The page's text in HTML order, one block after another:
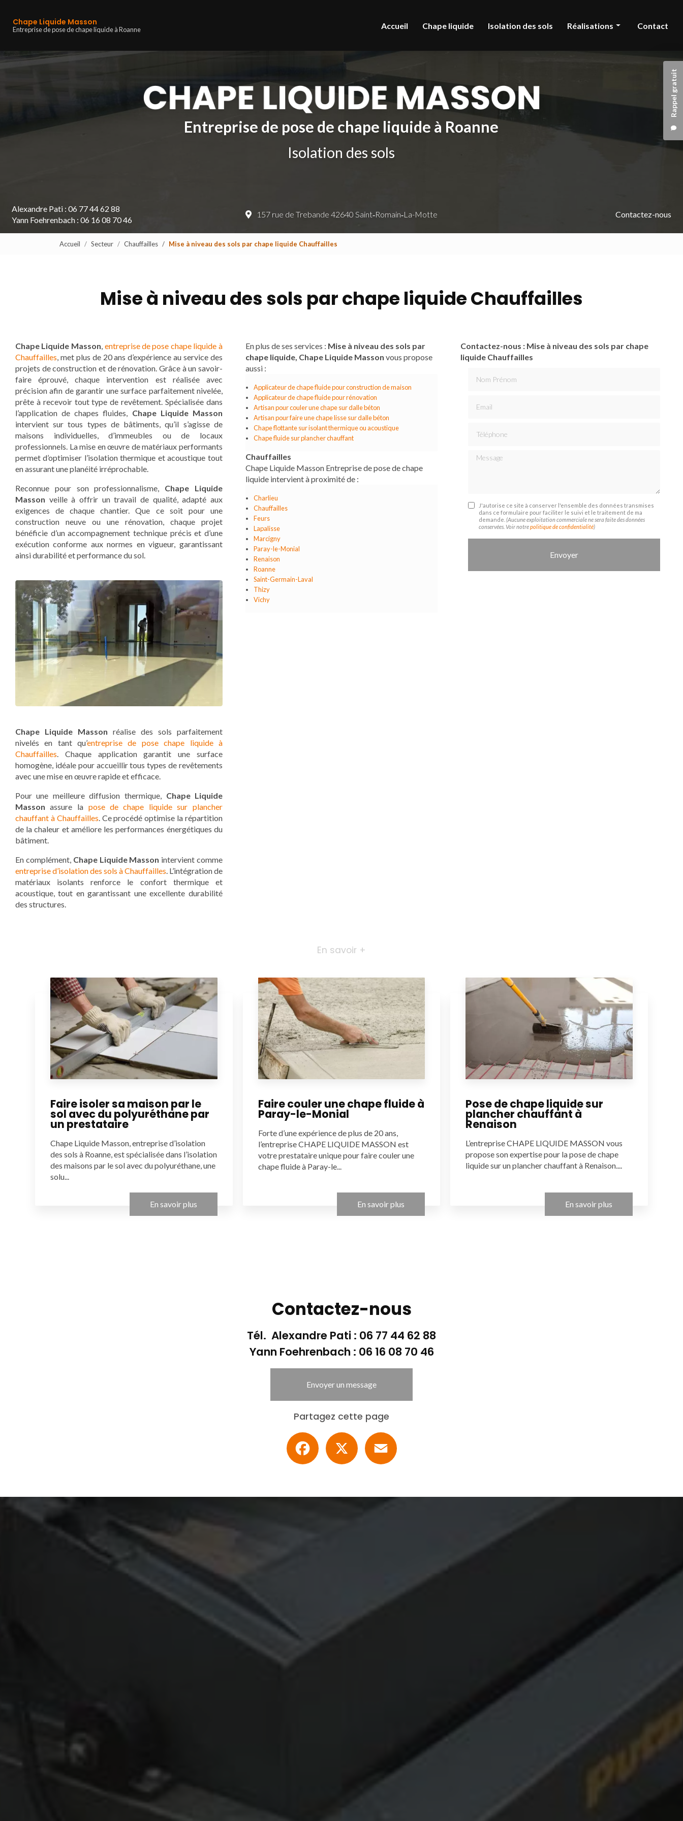
contenu
Chape Liquide Masson
Entreprise de pose de chape liquide à Roanne
Rappel gratuit
Accueil Chape liquide Isolation des sols Réalisations Contact
Entreprise de pose de chape liquide à Roanne
Isolation des sols
Alexandre Pati : 06 77 44 62 88
Yann Foehrenbach : 06 16 08 70 46
157 rue de Trebande 42640 Saint‑Romain‑La-Motte Contactez-nous
Accueil Secteur Chauffailles Mise à niveau des sols par chape liquide Chauffailles
Mise à niveau des sols par chape liquide Chauffailles
Chape Liquide Masson, entreprise de pose chape liquide à
Chauffailles, met plus de 20 ans d’expérience au service des
projets de construction et de rénovation. Grâce à un savoir-
faire éprouvé, chaque intervention est réalisée avec
précision afin de garantir une surface parfaitement nivelée,
prête à recevoir tout type de revêtement. Spécialisée dans
l’application de chapes fluides, Chape Liquide Masson
intervient sur tous types de bâtiments, qu’il s’agisse de
maisons individuelles, d’immeubles ou de locaux
professionnels. La mise en œuvre de matériaux performants
permet d’optimiser l’isolation thermique et acoustique tout
en assurant une planéité irréprochable.
Reconnue pour son professionnalisme, Chape Liquide
Masson veille à offrir un travail de qualité, adapté aux
exigences de chaque chantier. Que ce soit pour une
construction neuve ou une rénovation, chaque projet
bénéficie d’un accompagnement technique précis et d’une
exécution conforme aux normes en vigueur, garantissant
ainsi durabilité et performance du sol.
Chape Liquide Masson réalise des sols parfaitement
nivelés en tant qu’entreprise de pose chape liquide à
Chauffailles . Chaque application garantit une surface
homogène, idéale pour accueillir tous types de revêtements
avec une mise en œuvre rapide et efficace.
Pour une meilleure diffusion thermique, Chape Liquide
Masson assure la pose de chape liquide sur plancher
chauffant à Chauffailles . Ce procédé optimise la répartition
de la chaleur et améliore les performances énergétiques du
bâtiment.
En complément, Chape Liquide Masson intervient comme
entreprise d’isolation des sols à Chauffailles . L’intégration de
matériaux isolants renforce le confort thermique et
acoustique, tout en garantissant une excellente durabilité
des structures.
En plus de ses services : Mise à niveau des sols par
chape liquide, Chape Liquide Masson vous propose
aussi :
Applicateur de chape fluide pour construction de maison
Applicateur de chape fluide pour rénovation
Artisan pour couler une chape sur dalle béton
Artisan pour faire une chape lisse sur dalle béton
Chape flottante sur isolant thermique ou acoustique
Chape fluide sur plancher chauffant
Chauffailles
Chape Liquide Masson Entreprise de pose de chape
liquide intervient à proximité de :
Charlieu
Chauffailles
Feurs
Lapalisse
Marcigny
Paray-le-Monial
Renaison
Roanne
Saint-Germain-Laval
Thizy
Vichy
Contactez-nous : Mise à niveau des sols par chape
liquide Chauffailles
Message
J'autorise ce site à conserver l'ensemble des données transmises
dans ce formulaire pour faciliter le suivi et le traitement de ma
demande. (Aucune exploitation commerciale ne sera faite des données
conservées. Voir notrepolitique de confidentialité)
En savoir +
Faire isoler sa maison par le
sol avec du polyuréthane par
un prestataire
Chape Liquide Masson, entreprise d’isolation
des sols à Roanne, est spécialisée dans l’isolation
des maisons par le sol avec du polyuréthane, une
solu...
En savoir plus
Faire couler une chape fluide à
Paray-le-Monial
Forte d’une expérience de plus de 20 ans,
l’entreprise CHAPE LIQUIDE MASSON est
votre prestataire unique pour faire couler une
chape fluide à Paray-le...
En savoir plus
Pose de chape liquide sur
plancher chauffant à
Renaison
L’entreprise CHAPE LIQUIDE MASSON vous
propose son expertise pour la pose de chape
liquide sur un plancher chauffant à Renaison....
En savoir plus
Contactez-nous
Tél. Alexandre Pati : 06 77 44 62 88
Yann Foehrenbach : 06 16 08 70 46
Envoyer un message
Partagez cette page
Facebook